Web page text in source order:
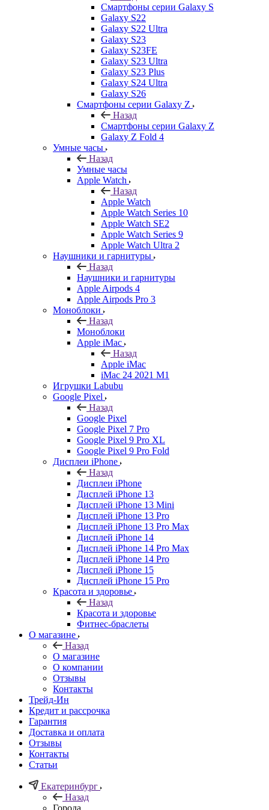
Смартфоны серии Galaxy S
Galaxy S22
Galaxy S22 Ultra
Galaxy S23
Galaxy S23FE
Galaxy S23 Ultra
Galaxy S23 Plus
Galaxy S24 Ultra
Galaxy S26
Смартфоны серии Galaxy Z
Назад
Смартфоны серии Galaxy Z
Galaxy Z Fold 4
Умные часы
Назад
Умные часы
Apple Watch
Назад
Apple Watch
Apple Watch Series 10
Apple Watch SE2
Apple Watch Series 9
Apple Watch Ultra 2
Наушники и гарнитуры
Назад
Наушники и гарнитуры
Apple Airpods 4
Apple Airpods Pro 3
Моноблоки
Назад
Моноблоки
Apple iMac
Назад
Apple iMac
iMac 24 2021 M1
Игрушки Labubu
Google Pixel
Назад
Google Pixel
Google Pixel 7 Pro
Google Pixel 9 Pro XL
Google Pixel 9 Pro Fold
Дисплеи iPhone
Назад
Дисплеи iPhone
Дисплей iPhone 13
Дисплей iPhone 13 Mini
Дисплей iPhone 13 Pro
Дисплей iPhone 13 Pro Max
Дисплей iPhone 14
Дисплей iPhone 14 Pro Max
Дисплей iPhone 14 Pro
Дисплей iPhone 15
Дисплей iPhone 15 Pro
Красота и здоровье
Назад
Красота и здоровье
Фитнес-браслеты
О магазине
Назад
О магазине
О компании
Отзывы
Контакты
Трейд-Ин
Кредит и рассрочка
Гарантия
Доставка и оплата
Отзывы
Контакты
Статьи
Екатеринбург
Назад
Города